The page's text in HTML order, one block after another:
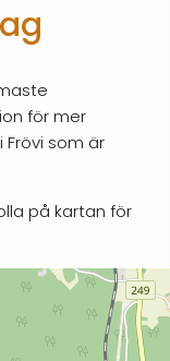
för mer
som är
på kartan för